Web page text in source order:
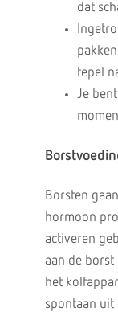
dat
tepel
Je
Borsten
hormoon
activeren
aan de
het
spontaan uit